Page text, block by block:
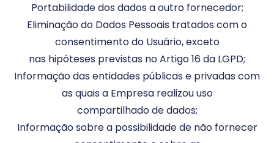
Portabilidade dos dados a outro fornecedor;
Eliminação do Dados Pessoais tratados com o
consentimento do Usuário, exceto
nas hipóteses previstas no Artigo 16 da LGPD;
Informação das entidades públicas e privadas com
as quais a Empresa realizou uso
compartilhado de dados;
Informação sobre a possibilidade de não fornecer